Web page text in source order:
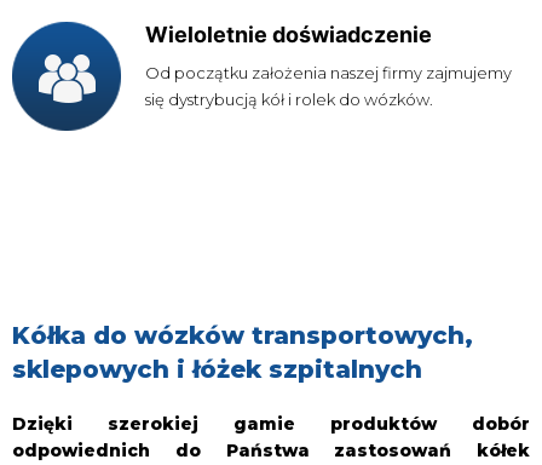
Wieloletnie doświadczenie
Od początku założenia naszej firmy zajmujemy
się dystrybucją kół i rolek do wózków.
Kółka do wózków transportowych,
sklepowych i łóżek szpitalnych
Dzięki szerokiej gamie produktów dobór
odpowiednich do Państwa zastosowań kółek